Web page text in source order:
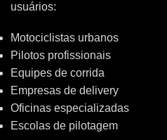
usuários:
Motociclistas urbanos
Pilotos profissionais
Equipes de corrida
Empresas de delivery
Oficinas especializadas
Escolas de pilotagem